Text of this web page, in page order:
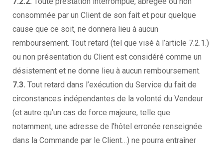
consommée par un Client de son fait et pour quelque
cause que ce soit, ne donnera lieu à aucun
remboursement. Tout retard (tel que visé à l’article 7.2.1.)
ou non présentation du Client est considéré comme un
désistement et ne donne lieu à aucun remboursement.
7.3. Tout retard dans l’exécution du Service du fait de
circonstances indépendantes de la volonté du Vendeur
(et autre qu’un cas de force majeure, telle que
notamment, une adresse de l’hôtel erronée renseignée
dans la Commande par le Client…) ne pourra entraîner